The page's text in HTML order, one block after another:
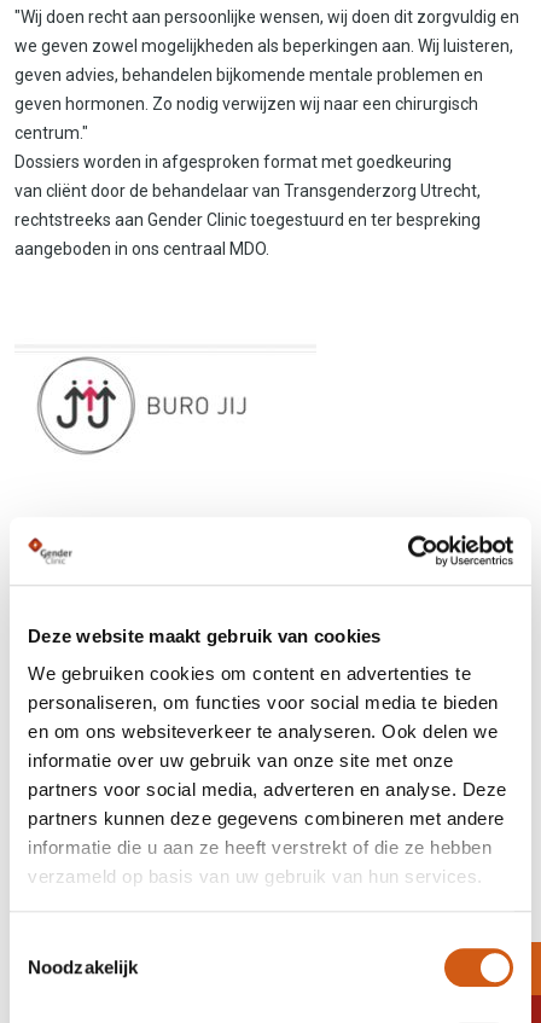
Deze website maakt gebruik van cookies
We gebruiken cookies om content en advertenties te
personaliseren, om functies voor social media te bieden
en om ons websiteverkeer te analyseren. Ook delen we
informatie over uw gebruik van onze site met onze
partners voor social media, adverteren en analyse. Deze
partners kunnen deze gegevens combineren met andere
informatie die u aan ze heeft verstrekt of die ze hebben
verzameld op basis van uw gebruik van hun services.
Noodzakelijk
"Wij doen recht aan persoonlijke wensen, wij doen dit zorgvuldig en
we geven zowel mogelijkheden als beperkingen aan. Wij luisteren,
geven advies, behandelen bijkomende mentale problemen en
geven hormonen. Zo nodig verwijzen wij naar een chirurgisch
centrum."
Dossiers worden in afgesproken format met goedkeuring
van cliënt door de behandelaar van Transgenderzorg Utrecht,
rechtstreeks aan Gender Clinic toegestuurd en ter bespreking
aangeboden in ons centraal MDO.
BuroJij
behandeling wordt tijdens de eerste sessie, het intakegesprek, een
inschatting gemaakt welk traject bij jouw zorgvraag past. Dit is
afhankelijk van de mate van ernst, complexiteit en het risico van de
problematiek. Meer informatie over aanmelding bij BuroJij treft u
hier: https://www.burojij.nl/aanmelden-burojij/.
Dossiers vanuit BuroJij worden in afgesproken format met
goedkeuring van client, rechtstreeks aan Gender Clinic toegestuurd
en ter bespreking aangeboden in ons centraal MDO.